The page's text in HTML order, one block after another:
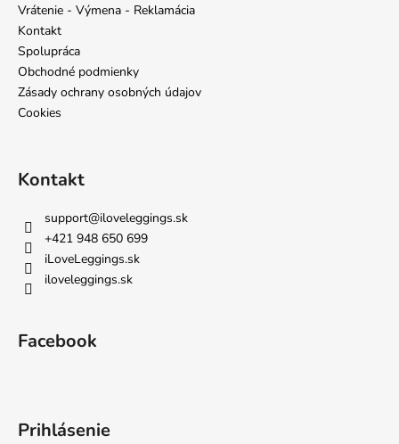
Vrátenie - Výmena - Reklamácia
Kontakt
Spolupráca
Obchodné podmienky
Zásady ochrany osobných údajov
Cookies
Kontakt
support@iloveleggings.sk
+421 948 650 699
iLoveLeggings.sk
iloveleggings.sk
Facebook
Prihlásenie